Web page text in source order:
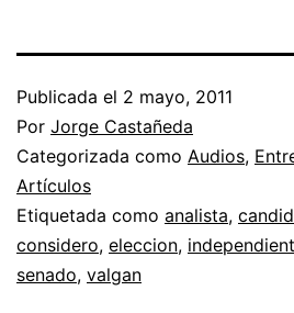
Publicada el 2 mayo, 2011
Por Jorge Castañeda
Categorizada como Audios,
Artículos
Etiquetada como analista,
considero, eleccion,
senado, valgan